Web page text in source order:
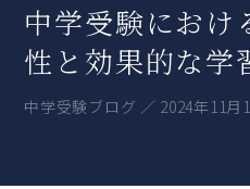
中学受験におけ
性と効果的な学
中学受験ブログ ／ 2024年11月